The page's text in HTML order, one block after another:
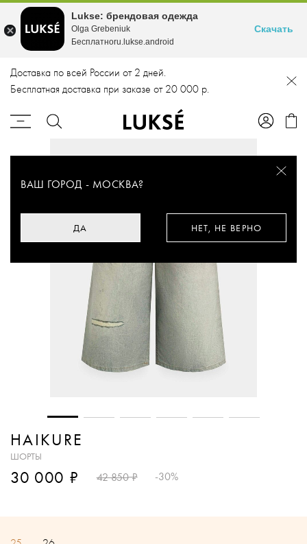
Доставка по всей России от 2 дней.
Бесплатная доставка при заказе от 20 000 р.
ВАШ ГОРОД - МОСКВА?
ДА НЕТ, НЕ ВЕРНО
HAIKURE
ШОРТЫ
30 000 ₽ 42 850₽ -30%
Lukse: брендовая одежда
Olga Grebeniuk
Бесплатноru.lukse.android
Скачать